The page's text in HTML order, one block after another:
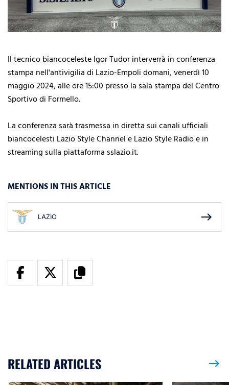
Il tecnico biancoceleste Igor Tudor interverrà in conferenza
stampa nell'antivigilia di Lazio-Empoli domani, venerdì 10
maggio 2024, alle ore 15:00 presso la sala stampa del Centro
Sportivo di Formello.
La conferenza sarà trasmessa in diretta sui canali ufficiali
biancocelesti Lazio Style Channel e Lazio Style Radio e in
streaming sulla piattaforma sslazio.it.
MENTIONS IN THIS ARTICLE
LAZIO east
RELATED ARTICLES east